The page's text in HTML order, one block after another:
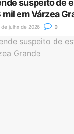
suspeito de
mil em Várzea
de julho de 2026 0